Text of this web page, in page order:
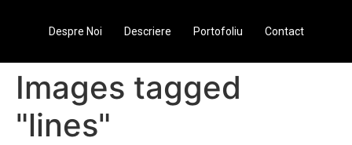
Despre Noi Descriere Portofoliu Contact
Images tagged
"lines"